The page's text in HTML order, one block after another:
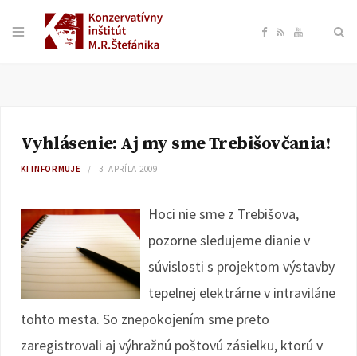
F
e
o
R Y
T
e
Vyhlásenie: Aj my sme Trebišovčania!
KI INFORMUJE 3. APRÍLA 2009
Hoci nie sme z Trebišova,
pozorne sledujeme dianie v
súvislosti s projektom výstavby
tepelnej elektrárne v intraviláne
tohto mesta. So znepokojením sme preto
zaregistrovali aj výhražnú poštovú zásielku, ktorú v